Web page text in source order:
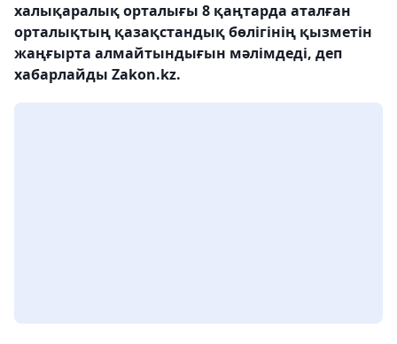
халықаралық орталығы 8 қаңтарда аталған
орталықтың қазақстандық бөлігінің қызметін
жаңғырта алмайтындығын мәлімдеді, деп
хабарлайды Zakon.kz.